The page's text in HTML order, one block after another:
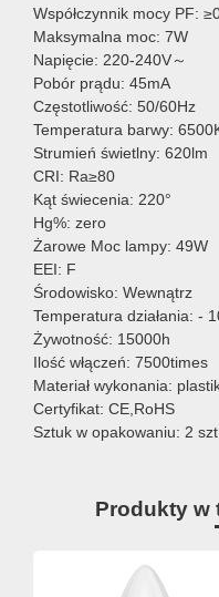
Współczynnik mocy PF:
Maksymalna moc: 7W
Napięcie: 220-240V～
Pobór prądu: 45mA
Częstotliwość: 50/60Hz
Temperatura barwy:
Strumień świetlny: 620lm
CRI: Ra≥80
Kąt świecenia: 220°
Hg%: zero
Żarowe Moc lampy: 49W
EEI: F
Środowisko: Wewnątrz
Temperatura działania:
Żywotność: 15000h
Ilość włączeń: 7500times
Materiał wykonania:
Certyfikat: CE,RoHS
Sztuk w opakowaniu: 2 szt.
Produkty w